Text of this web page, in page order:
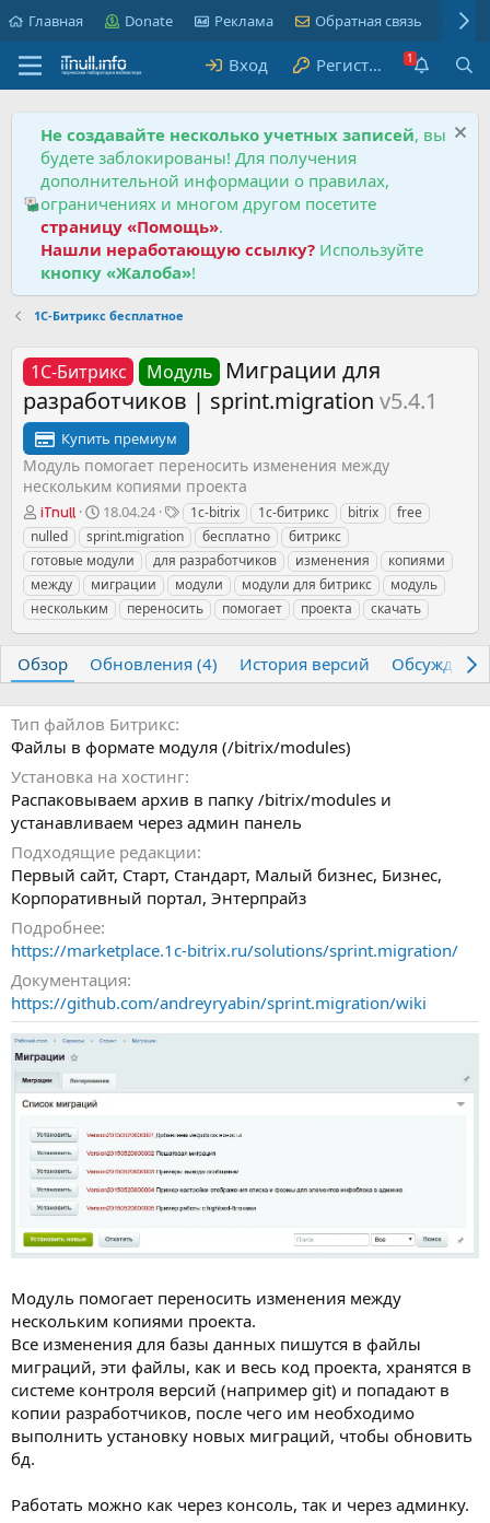
Главная Donate Реклама Обратная связь
Вход Регистрация
Не создавайте несколько учетных записей, вы
будете заблокированы! Для получения
дополнительной информации о правилах,
ограничениях и многом другом посетите
страницу «Помощь».
Нашли неработающую ссылку? Используйте
кнопку «Жалоба»!
1С-Битрикс бесплатное
1С-Битрикс Модуль
Миграции для
разработчиков | sprint.migration v5.4.1
Купить премиум
Модуль помогает переносить изменения между
нескольким копиями проекта
А
в
т
о
р
iTnull
Д
а
т
а
с
о
з
а
н
и
я
18.04.24
Т
е
г
и
1c-bitrix 1с-битрикс bitrix
free
nulled
sprint.migration бесплатно
битрикс
готовые модули
для разработчиков изменения
копиями
между
миграции модули модули для битрикс
модуль
нескольким
переносить помогает проекта скачать
Обзор Обновления (4) История версий
Тип файлов Битрикс
Файлы в формате модуля (/bitrix/modules)
Установка на хостинг
Распаковываем архив в папку /bitrix/modules и
устанавливаем через админ панель
Подходящие редакции
Первый сайт, Старт, Стандарт, Малый бизнес, Бизнес,
Корпоративный портал, Энтерпрайз
Подробнее
https://marketplace.1c-bitrix.ru/solutions/sprint.migration/
Документация
https://github.com/andreyryabin/sprint.migration/wiki
Модуль помогает переносить изменения между
нескольким копиями проекта.
Все изменения для базы данных пишутся в файлы
миграций, эти файлы, как и весь код проекта, хранятся в
системе контроля версий (например git) и попадают в
копии разработчиков, после чего им необходимо
выполнить установку новых миграций, чтобы обновить
бд.
Работать можно как через консоль, так и через админку.